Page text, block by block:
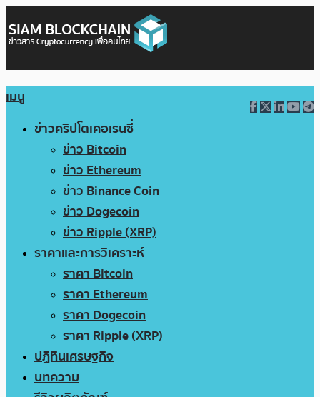
เมนู
ข่าวคริปโตเคอเรนซี่
ข่าว Bitcoin
ข่าว Ethereum
ข่าว Binance Coin
ข่าว Dogecoin
ข่าว Ripple (XRP)
ราคาและการวิเคราะห์
ราคา Bitcoin
ราคา Ethereum
ราคา Dogecoin
ราคา Ripple (XRP)
ปฏิทินเศรษฐกิจ
บทความ